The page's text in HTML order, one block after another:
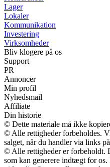
Lager
Lokaler
Kommunikation
Investering
Virksomheder
Bliv klogere på os
Support
PR
Annoncer
Min profil
Nyhedsmail
Affiliate
Din historie
© Dette materiale må ikke
© Alle rettigheder forbeholdes.
salget, når du handler via links
© Alle rettigheder er forbeholdt.
som kan generere indtægt for